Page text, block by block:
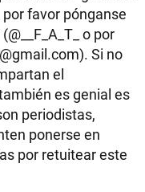
favor pónganse
o por
). Si no
el
es genial es
periodistas,
ponerse en
por retuitear este